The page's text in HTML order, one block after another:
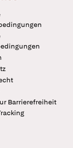
Barrierefreiheit